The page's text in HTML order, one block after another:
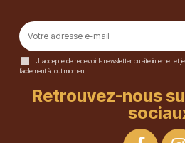
J'accepte de recevoir la newsletter du site internet et
facilement à tout moment.
Retrouvez-nous